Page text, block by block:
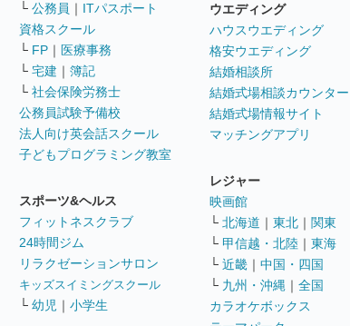
└ 公務員 ｜ ITパスポート
資格スクール
└ FP ｜ 医療事務
└ 宅建 ｜ 簿記
└ 社会保険労務士
公務員試験予備校
法人向け英会話スクール
子どもプログラミング教室
スポーツ&ヘルス
フィットネスクラブ
24時間ジム
リラクゼーションサロン
キッズスイミングスクール
└ 幼児 ｜ 小学生
ウエディング
ハウスウエディング
格安ウエディング
結婚相談所
結婚式場相談カウンター
結婚式場情報サイト
マッチングアプリ
レジャー
映画館
└ 北海道 ｜ 東北 ｜ 関東
└ 甲信越・北陸 ｜ 東海
└ 近畿 ｜ 中国・四国
└ 九州・沖縄 ｜ 全国
カラオケボックス